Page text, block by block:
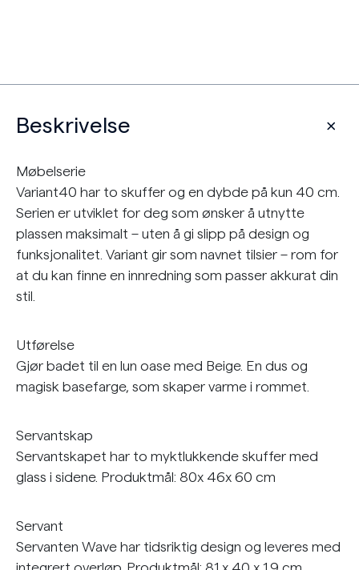
Beskrivelse
Møbelserie
Variant40 har to skuffer og en dybde på kun 40 cm.
Serien er utviklet for deg som ønsker å utnytte
plassen maksimalt – uten å gi slipp på design og
funksjonalitet. Variant gir som navnet tilsier – rom for
at du kan finne en innredning som passer akkurat din
stil.
Utførelse
Gjør badet til en lun oase med Beige. En dus og
magisk basefarge, som skaper varme i rommet.
Servantskap
Servantskapet har to myktlukkende skuffer med
glass i sidene. Produktmål: 80x 46x 60 cm
Servant
Servanten Wave har tidsriktig design og leveres med